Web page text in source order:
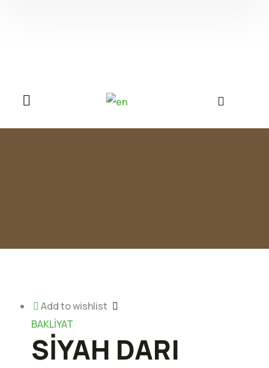
Add to wishlist
BAKLİYAT
SİYAH DARI